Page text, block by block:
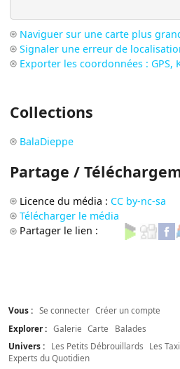
Naviguer sur une carte plus
Signaler une erreur de
Exporter les coordonnées : GPS,
Collections
BalaDieppe
Partage /
Licence du média : CC by-nc-sa
Télécharger le média
Partager le lien :
Vous : Se connecter Créer un compte
Explorer : Galerie Carte
Balades
Univers :
Les Petits Débrouillards Les
Experts du Quotidien